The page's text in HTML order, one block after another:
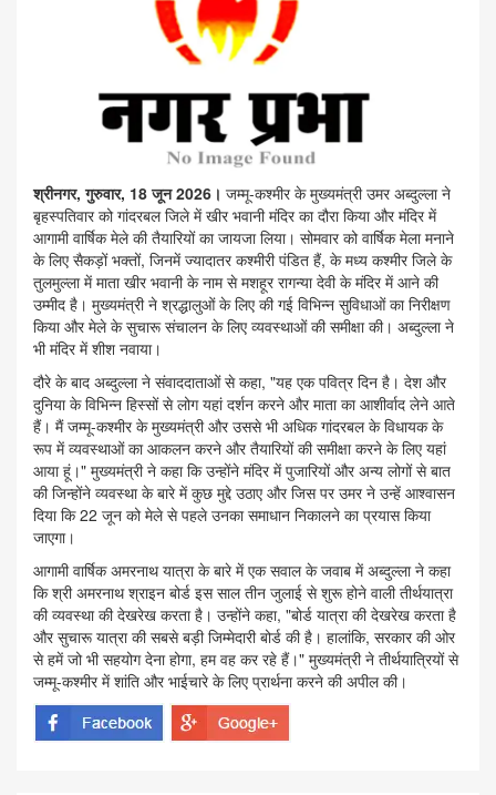
श्रीनगर, गुरुवार, 18 जून 2026। जम्मू-कश्मीर के मुख्यमंत्री उमर अब्दुल्ला ने
बृहस्पतिवार को गांदरबल जिले में खीर भवानी मंदिर का दौरा किया और मंदिर में
आगामी वार्षिक मेले की तैयारियों का जायजा लिया। सोमवार को वार्षिक मेला मनाने
के लिए सैकड़ों भक्तों, जिनमें ज्यादातर कश्मीरी पंडित हैं, के मध्य कश्मीर जिले के
तुलमुल्ला में माता खीर भवानी के नाम से मशहूर रागन्या देवी के मंदिर में आने की
उम्मीद है। मुख्यमंत्री ने श्रद्धालुओं के लिए की गई विभिन्न सुविधाओं का निरीक्षण
किया और मेले के सुचारू संचालन के लिए व्यवस्थाओं की समीक्षा की। अब्दुल्ला ने
भी मंदिर में शीश नवाया।
दौरे के बाद अब्दुल्ला ने संवाददाताओं से कहा, "यह एक पवित्र दिन है। देश और
दुनिया के विभिन्न हिस्सों से लोग यहां दर्शन करने और माता का आशीर्वाद लेने आते
हैं। मैं जम्मू-कश्मीर के मुख्यमंत्री और उससे भी अधिक गांदरबल के विधायक के
रूप में व्यवस्थाओं का आकलन करने और तैयारियों की समीक्षा करने के लिए यहां
आया हूं।" मुख्यमंत्री ने कहा कि उन्होंने मंदिर में पुजारियों और अन्य लोगों से बात
की जिन्होंने व्यवस्था के बारे में कुछ मुद्दे उठाए और जिस पर उमर ने उन्हें आश्वासन
दिया कि 22 जून को मेले से पहले उनका समाधान निकालने का प्रयास किया
जाएगा।
आगामी वार्षिक अमरनाथ यात्रा के बारे में एक सवाल के जवाब में अब्दुल्ला ने कहा
कि श्री अमरनाथ श्राइन बोर्ड इस साल तीन जुलाई से शुरू होने वाली तीर्थयात्रा
की व्यवस्था की देखरेख करता है। उन्होंने कहा, "बोर्ड यात्रा की देखरेख करता है
और सुचारू यात्रा की सबसे बड़ी जिम्मेदारी बोर्ड की है। हालांकि, सरकार की ओर
से हमें जो भी सहयोग देना होगा, हम वह कर रहे हैं।" मुख्यमंत्री ने तीर्थयात्रियों से
जम्मू-कश्मीर में शांति और भाईचारे के लिए प्रार्थना करने की अपील की।